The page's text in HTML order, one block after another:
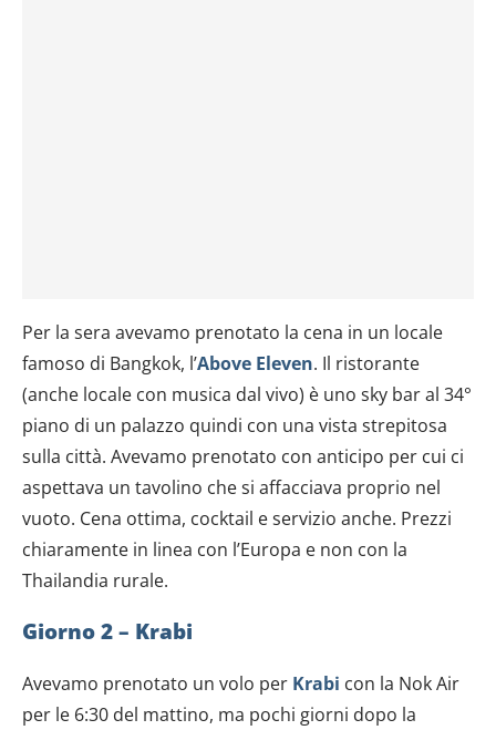
Per la sera avevamo prenotato la cena in un locale
famoso di Bangkok, l’Above Eleven. Il ristorante
(anche locale con musica dal vivo) è uno sky bar al 34°
piano di un palazzo quindi con una vista strepitosa
sulla città. Avevamo prenotato con anticipo per cui ci
aspettava un tavolino che si affacciava proprio nel
vuoto. Cena ottima, cocktail e servizio anche. Prezzi
chiaramente in linea con l’Europa e non con la
Thailandia rurale.
Giorno 2 – Krabi
Avevamo prenotato un volo per Krabi con la Nok Air
per le 6:30 del mattino, ma pochi giorni dopo la